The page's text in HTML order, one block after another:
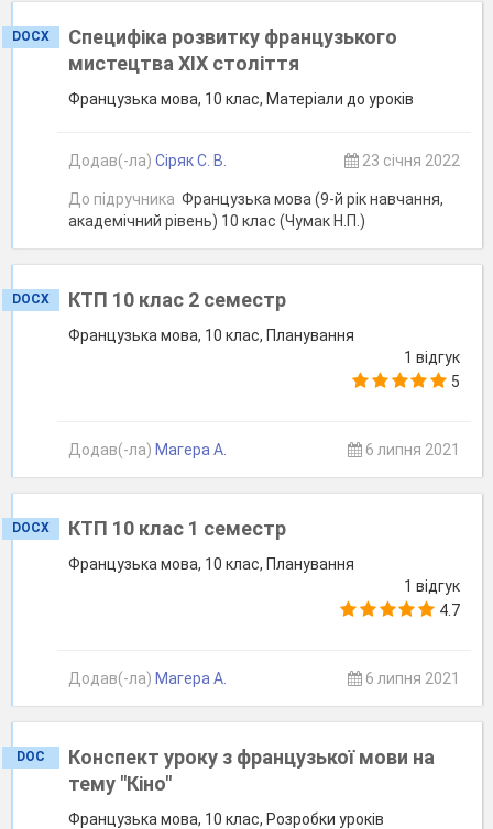
DOCX
Специфіка розвитку французького
мистецтва ХІХ століття
Французька мова, 10 клас, Матеріали до уроків
Додав(-ла) Сіряк С. В. 23 січня 2022
До підручника Французька мова (9-й рік навчання,
академічний рівень) 10 клас (Чумак Н.П.)
DOCX КТП 10 клас 2 семестр
Французька мова, 10 клас, Планування
1 відгук
5
Додав(-ла) Магера А. 6 липня 2021
DOCX КТП 10 клас 1 семестр
Французька мова, 10 клас, Планування
1 відгук
4.7
Додав(-ла) Магера А. 6 липня 2021
DOC
Конспект уроку з французької мови на
тему "Кіно"
Французька мова, 10 клас, Розробки уроків